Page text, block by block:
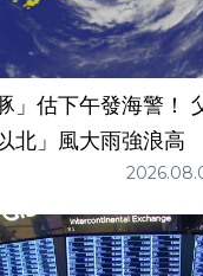
」估下午發海警！
北」風大雨強浪高